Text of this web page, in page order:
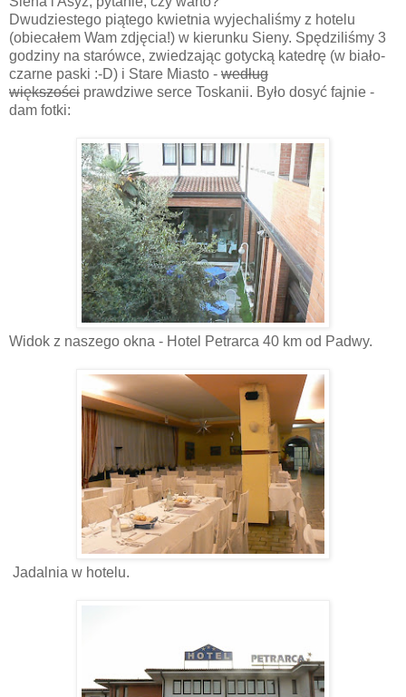
Dwudziestego piątego kwietnia wyjechaliśmy z hotelu
(obiecałem Wam zdjęcia!) w kierunku Sieny. Spędziliśmy 3
godziny na starówce, zwiedzając gotycką katedrę (w biało-
czarne paski :-D) i Stare Miasto - według
większości prawdziwe serce Toskanii. Było dosyć fajnie -
dam fotki:
Widok z naszego okna - Hotel Petrarca 40 km od Padwy.
Jadalnia w hotelu.